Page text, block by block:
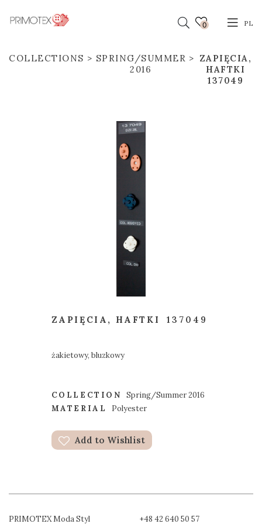
0 PL
COLLECTIONS
SPRING/SUMMER
2016
ZAPIĘCIA,
HAFTKI
137049
ZAPIĘCIA, HAFTKI 137049
żakietowy, bluzkowy
COLLECTION
Spring/Summer 2016
MATERIAL
Polyester
Add to Wishlist
PRIMOTEX Moda Styl +48 42 640 50 57